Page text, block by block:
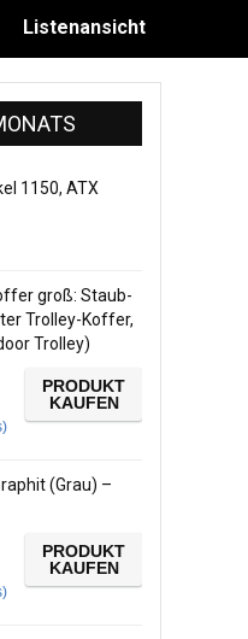
Listenansicht
1150, ATX
groß: Staub-
Trolley-Koffer,
Trolley)
)
PRODUKT
KAUFEN
(Grau) –
)
PRODUKT
KAUFEN